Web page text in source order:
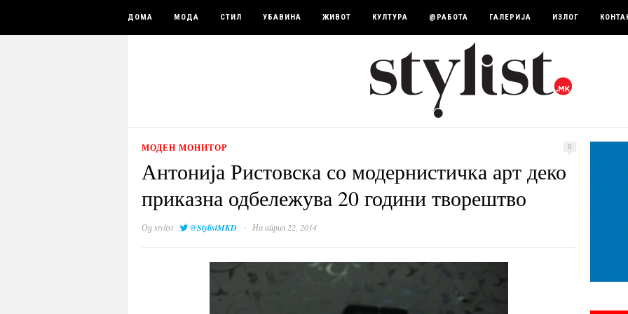
ДОМА МОДА СТИЛ УБАВИНА ЖИВОТ КУЛТУРА @РАБОТА ГАЛЕРИЈА ИЗЛОГ
МОДЕН МОНИТОР 0
Антонија Ристовска со модернистичка арт деко
приказна одбележува 20 години творештво
Одstylist @StylistMKD · На април 22, 2014